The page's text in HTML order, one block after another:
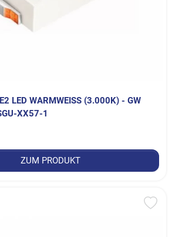
LED WARMWEISS (3.000K) - GW J
XX57-1
ZUM PRODUKT